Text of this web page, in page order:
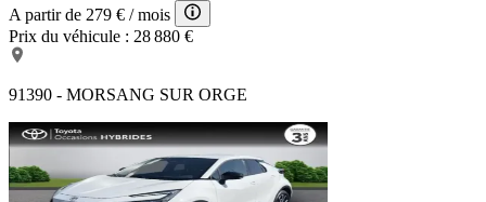
A partir de 279 € / mois
Prix du véhicule : 28 880 €
91390 - MORSANG SUR ORGE